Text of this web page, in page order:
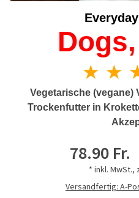
★ ★
Vegetarische (vegane)
Trockenfutter in
78.90 Fr.
* inkl. MwSt.,
Versandfertig: A-